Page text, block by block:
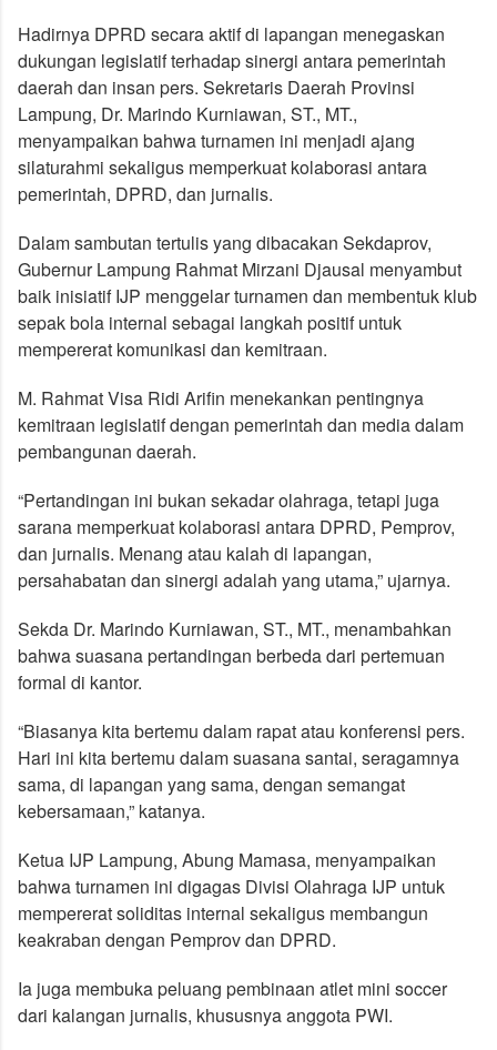
Hadirnya DPRD secara aktif di lapangan menegaskan
dukungan legislatif terhadap sinergi antara pemerintah
daerah dan insan pers. Sekretaris Daerah Provinsi
Lampung, Dr. Marindo Kurniawan, ST., MT.,
menyampaikan bahwa turnamen ini menjadi ajang
silaturahmi sekaligus memperkuat kolaborasi antara
pemerintah, DPRD, dan jurnalis.
Dalam sambutan tertulis yang dibacakan Sekdaprov,
Gubernur Lampung Rahmat Mirzani Djausal menyambut
baik inisiatif IJP menggelar turnamen dan membentuk klub
sepak bola internal sebagai langkah positif untuk
mempererat komunikasi dan kemitraan.
M. Rahmat Visa Ridi Arifin menekankan pentingnya
kemitraan legislatif dengan pemerintah dan media dalam
pembangunan daerah.
“Pertandingan ini bukan sekadar olahraga, tetapi juga
sarana memperkuat kolaborasi antara DPRD, Pemprov,
dan jurnalis. Menang atau kalah di lapangan,
persahabatan dan sinergi adalah yang utama,” ujarnya.
Sekda Dr. Marindo Kurniawan, ST., MT., menambahkan
bahwa suasana pertandingan berbeda dari pertemuan
formal di kantor.
“Biasanya kita bertemu dalam rapat atau konferensi pers.
Hari ini kita bertemu dalam suasana santai, seragamnya
sama, di lapangan yang sama, dengan semangat
kebersamaan,” katanya.
Ketua IJP Lampung, Abung Mamasa, menyampaikan
bahwa turnamen ini digagas Divisi Olahraga IJP untuk
mempererat soliditas internal sekaligus membangun
keakraban dengan Pemprov dan DPRD.
Ia juga membuka peluang pembinaan atlet mini soccer
dari kalangan jurnalis, khususnya anggota PWI.